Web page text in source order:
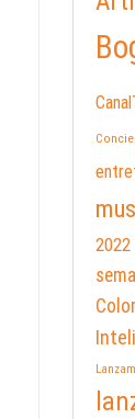
2022